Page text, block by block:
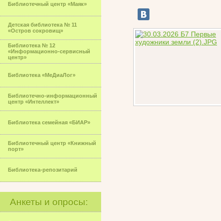
Библиотечный центр «Маяк»
Детская библиотека № 11
«Остров сокровищ»
Библиотека № 12
«Информационно-сервисный
центр»
Библиотека «МеДиаЛог»
Библиотечно-информационный
центр «Интеллект»
Библиотека семейная «БИАР»
Библиотечный центр «Книжный
порт»
Библиотека-репозитарий
Анкеты и опросы: